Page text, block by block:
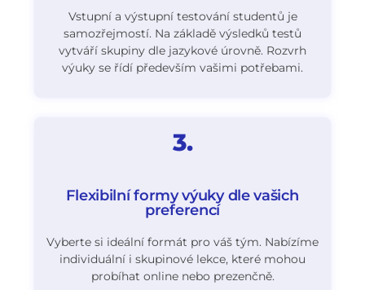
Vstupní a výstupní testování studentů je
samozřejmostí. Na základě výsledků testů
vytváří skupiny dle jazykové úrovně. Rozvrh
výuky se řídí především vašimi potřebami.
3.
Flexibilní formy výuky dle vašich
preferencí​
Vyberte si ideální formát pro váš tým. Nabízíme
individuální i skupinové lekce, které mohou
probíhat online nebo prezenčně.